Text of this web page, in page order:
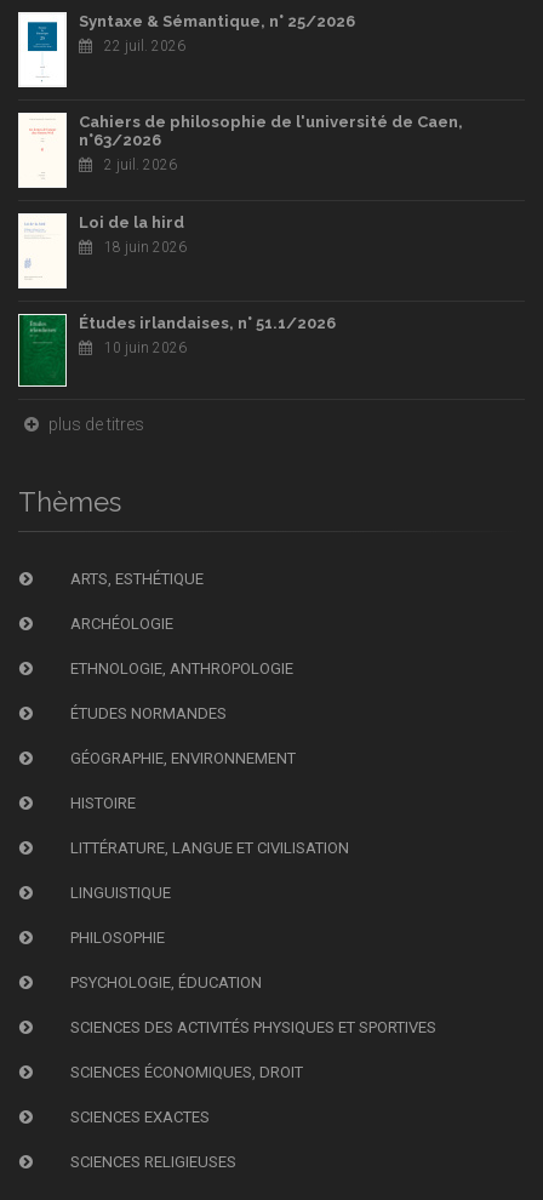
Syntaxe & Sémantique, n° 25/2026
22 juil. 2026
Cahiers de philosophie de l'université de Caen,
n°63/2026
2 juil. 2026
Loi de la hird
18 juin 2026
Études irlandaises, n° 51.1/2026
10 juin 2026
plus de titres
Thèmes
ARTS, ESTHÉTIQUE
ARCHÉOLOGIE
ETHNOLOGIE, ANTHROPOLOGIE
ÉTUDES NORMANDES
GÉOGRAPHIE, ENVIRONNEMENT
HISTOIRE
LITTÉRATURE, LANGUE ET CIVILISATION
LINGUISTIQUE
PHILOSOPHIE
PSYCHOLOGIE, ÉDUCATION
SCIENCES DES ACTIVITÉS PHYSIQUES ET SPORTIVES
SCIENCES ÉCONOMIQUES, DROIT
SCIENCES EXACTES
SCIENCES RELIGIEUSES